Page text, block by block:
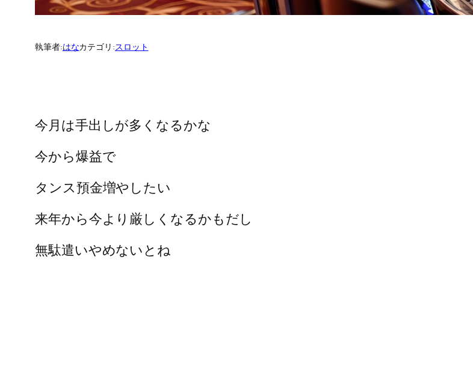
執筆者:はなカテゴリ:スロット
今月は手出しが多くなるかな
今から爆益で
タンス預金増やしたい
来年から今より厳しくなるかもだし
無駄遣いやめないとね